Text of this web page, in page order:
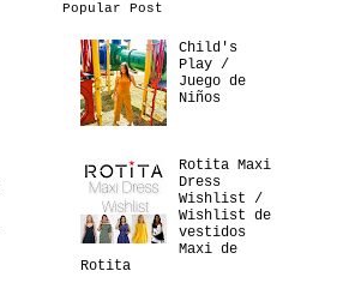
Popular Post
Child's
Play /
Juego de
Niños
Rotita Maxi
Dress
Wishlist /
Wishlist de
vestidos
Maxi de
Rotita